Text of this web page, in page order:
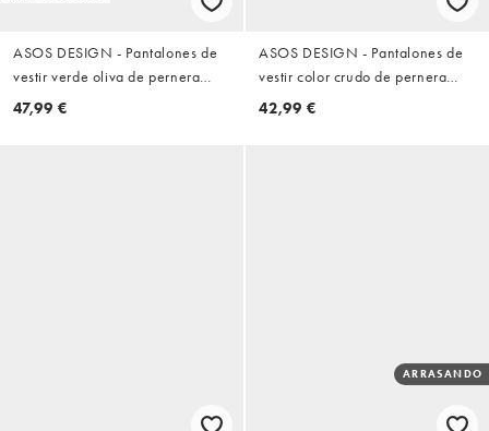
ASOS DESIGN - Pantalones de
vestir verde oliva de pernera
ancha con pinzas
47,99 €
ASOS DESIGN - Pantalones de
vestir color crudo de pernera
suelta de sarga
42,99 €
ARRASANDO